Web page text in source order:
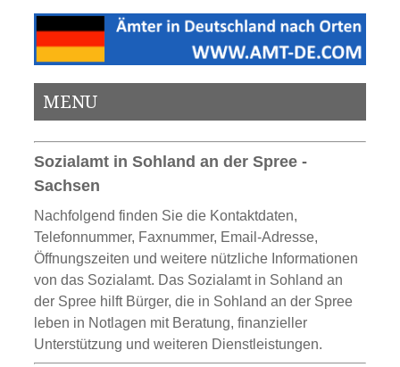
MENU
Sozialamt in Sohland an der Spree -
Sachsen
Nachfolgend finden Sie die Kontaktdaten,
Telefonnummer, Faxnummer, Email-Adresse,
Öffnungszeiten und weitere nützliche Informationen
von das Sozialamt. Das Sozialamt in Sohland an
der Spree hilft Bürger, die in Sohland an der Spree
leben in Notlagen mit Beratung, finanzieller
Unterstützung und weiteren Dienstleistungen.